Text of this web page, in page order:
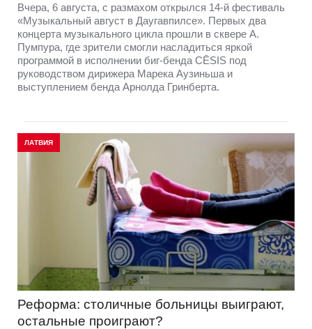
Вчера, 6 августа, с размахом открылся 14-й фестиваль
«Музыкальный август в Даугавпилсе». Первых два
концерта музыкального цикла прошли в сквере А.
Пумпура, где зрители смогли насладиться яркой
программой в исполнении биг-бенда CĒSIS под
руководством дирижера Марека Аузиньша и
выступлением бенда Арнолда Гринберта.
ЛАТВИЯ
Реформа: столичные больницы выиграют,
остальные проиграют?